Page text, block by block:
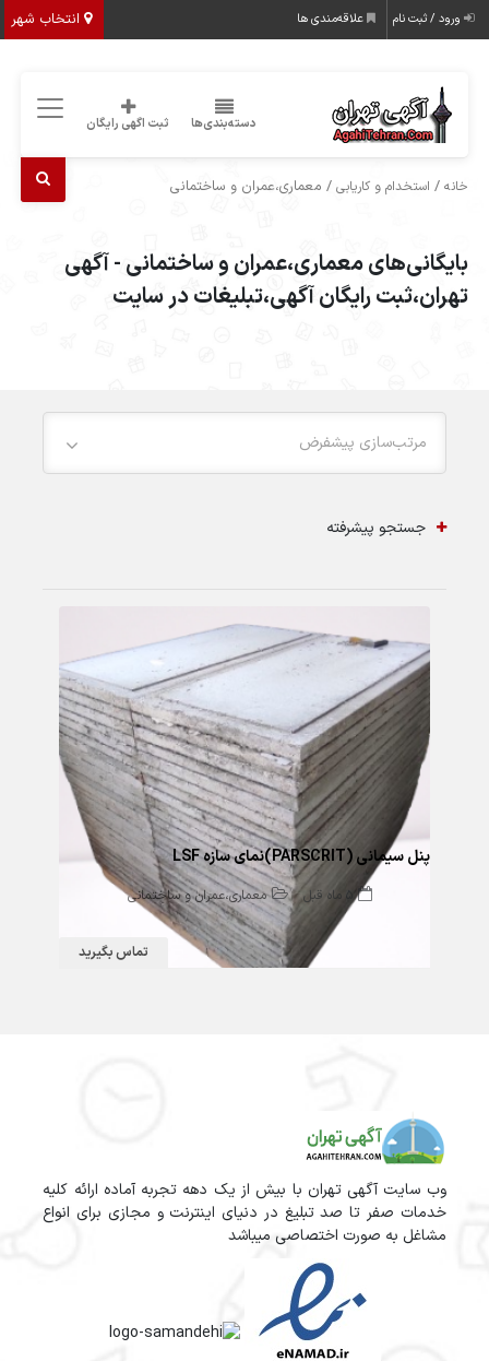
انتخاب شهر ورود / ثبت نام علاقه‌مندی ها
دسته‌بندی‌ها ثبت اگهی رایگان
خانه / استخدام و کاریابی / معماری،عمران و ساختمانی
بایگانی‌های معماری،عمران و ساختمانی - آگهی
تهران،ثبت رایگان آگهی،تبلیغات در سایت
مرتب‌سازی پیشفرض
جستجو پیشرفته
تماس بگیرید
پنل سیمانی (PARSCRIT)نمای سازه LSF
5 ماه قبل معماری،عمران و ساختمانی
وب سایت آگهی تهران با بیش از یک دهه تجربه آماده ارائه کلیه
خدمات صفر تا صد تبلیغ در دنیای اینترنت و مجازی برای انواع
مشاغل به صورت اختصاصی میباشد